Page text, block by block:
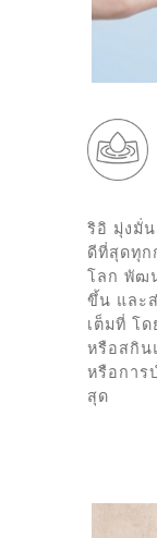
ริอิ มุ่งมั่
ดีที่สุดทุก
โลก พัฒ
ขึ้น และ
เต็มที่ โ
หรือสกิน
หรือการ
สุด